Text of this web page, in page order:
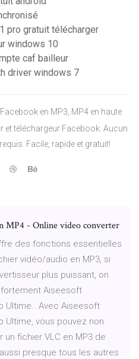
pro gratuit télécharger
windows 10
caf bailleur
driver windows 7
en MP3, MP4 en haute
et téléchargeur Facebook. Aucun
Facile, rapide et gratuit!
MP4 - Online video converter
des fonctions essentielles
vidéo/audio en MP3, si
plus puissant, on
Aiseesoft
Ultime.. Avec Aiseesoft
Ultime, vous pouvez non
fichier VLC en MP3 de
presque tous les autres